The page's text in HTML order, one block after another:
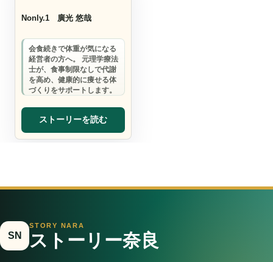
Nonly.1 廣光 悠哉
会食続きで体重が気になる
経営者の方へ。 元理学療法
士が、食事制限なしで代謝
を高め、健康的に痩せる体
づくりをサポートします。
ストーリーを読む
SN
STORY NARA
ストーリー奈良